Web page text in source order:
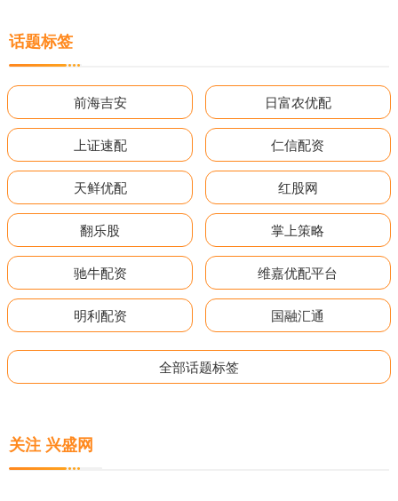
话题标签
前海吉安 日富农优配
上证速配 仁信配资
天鲜优配 红股网
翻乐股 掌上策略
驰牛配资 维嘉优配平台
明利配资 国融汇通
全部话题标签
关注 兴盛网